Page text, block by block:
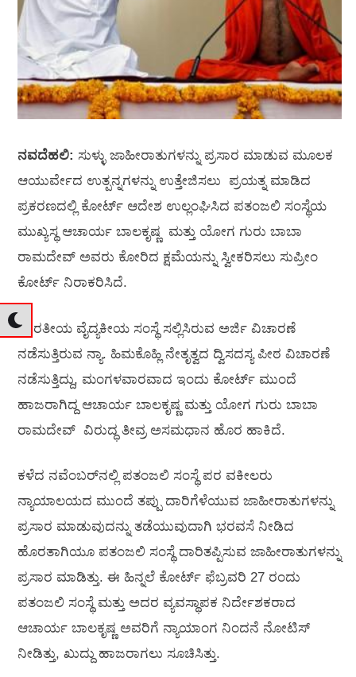
ನವದೆಹಲಿ: ಸುಳ್ಳು ಜಾಹೀರಾತುಗಳನ್ನು ಪ್ರಸಾರ ಮಾಡುವ ಮೂಲಕ
ಆಯುರ್ವೇದ ಉತ್ಪನ್ನಗಳನ್ನು ಉತ್ತೇಜಿಸಲು ಪ್ರಯತ್ನ ಮಾಡಿದ
ಪ್ರಕರಣದಲ್ಲಿ ಕೋರ್ಟ್ ಆದೇಶ ಉಲ್ಲಂಘಿಸಿದ ಪತಂಜಲಿ ಸಂಸ್ಥೆಯ
ಮುಖ್ಯಸ್ಥ ಆಚಾರ್ಯ ಬಾಲಕೃಷ್ಣ ಮತ್ತು ಯೋಗ ಗುರು ಬಾಬಾ
ರಾಮದೇವ್ ಅವರು ಕೋರಿದ ಕ್ಷಮೆಯನ್ನು ಸ್ವೀಕರಿಸಲು ಸುಪ್ರೀಂ
ಕೋರ್ಟ್ ನಿರಾಕರಿಸಿದೆ.
ಭಾರತೀಯ ವೈದ್ಯಕೀಯ ಸಂಸ್ಥೆ ಸಲ್ಲಿಸಿರುವ ಅರ್ಜಿ ವಿಚಾರಣೆ
ನಡೆಸುತ್ತಿರುವ ನ್ಯಾ. ಹಿಮಕೊಹ್ಲಿ ನೇತೃತ್ವದ ದ್ವಿಸದಸ್ಯ ಪೀಠ ವಿಚಾರಣೆ
ನಡೆಸುತ್ತಿದ್ದು, ಮಂಗಳವಾರವಾದ ಇಂದು ಕೋರ್ಟ್ ಮುಂದೆ
ಹಾಜರಾಗಿದ್ದ ಆಚಾರ್ಯ ಬಾಲಕೃಷ್ಣ ಮತ್ತು ಯೋಗ ಗುರು ಬಾಬಾ
ರಾಮದೇವ್ ವಿರುದ್ಧ ತೀವ್ರ ಅಸಮಧಾನ ಹೊರ ಹಾಕಿದೆ.
ಕಳೆದ ನವೆಂಬರ್‌ನಲ್ಲಿ ಪತಂಜಲಿ ಸಂಸ್ಥೆ ಪರ ವಕೀಲರು
ನ್ಯಾಯಾಲಯದ ಮುಂದೆ ತಪ್ಪು ದಾರಿಗೆಳೆಯುವ ಜಾಹೀರಾತುಗಳನ್ನು
ಪ್ರಸಾರ ಮಾಡುವುದನ್ನು ತಡೆಯುವುದಾಗಿ ಭರವಸೆ ನೀಡಿದ
ಹೊರತಾಗಿಯೂ ಪತಂಜಲಿ ಸಂಸ್ಥೆ ದಾರಿತಪ್ಪಿಸುವ ಜಾಹೀರಾತುಗಳನ್ನು
ಪ್ರಸಾರ ಮಾಡಿತ್ತು. ಈ ಹಿನ್ನಲೆ ಕೋರ್ಟ್ ಫೆಬ್ರವರಿ 27 ರಂದು
ಪತಂಜಲಿ ಸಂಸ್ಥೆ ಮತ್ತು ಅದರ ವ್ಯವಸ್ಥಾಪಕ ನಿರ್ದೇಶಕರಾದ
ಆಚಾರ್ಯ ಬಾಲಕೃಷ್ಣ ಅವರಿಗೆ ನ್ಯಾಯಾಂಗ ನಿಂದನೆ ನೋಟಿಸ್
ನೀಡಿತ್ತು, ಖುದ್ದು ಹಾಜರಾಗಲು ಸೂಚಿಸಿತ್ತು.